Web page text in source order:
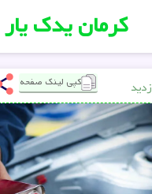
کرمان یدک یار
کپی لینک صفحه